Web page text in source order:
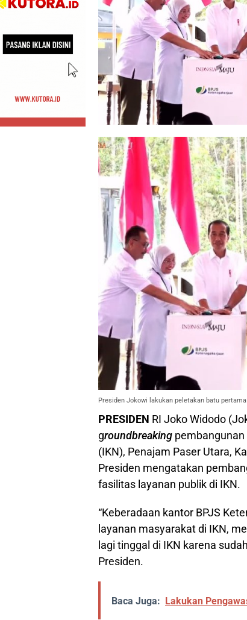
Presiden Jokowi lakukan peletakan batu
PRESIDEN RI Joko Widodo
groundbreaking pembangunan
(IKN), Penajam Paser Utara,
Presiden mengatakan
fasilitas layanan publik di IKN.
“Keberadaan kantor BPJS
layanan masyarakat di IKN,
lagi tinggal di IKN karena
Presiden.
Baca Juga: Lakukan